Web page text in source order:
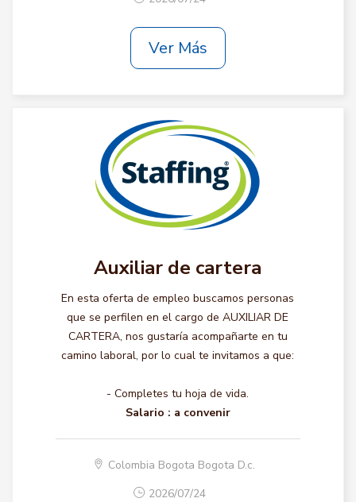
Ver Más
Auxiliar de cartera
En esta oferta de empleo buscamos personas
que se perfilen en el cargo de AUXILIAR DE
CARTERA, nos gustaría acompañarte en tu
camino laboral, por lo cual te invitamos a que:
- Completes tu hoja de vida.
Salario : a convenir
Colombia Bogota Bogota D.c.
2026/07/24